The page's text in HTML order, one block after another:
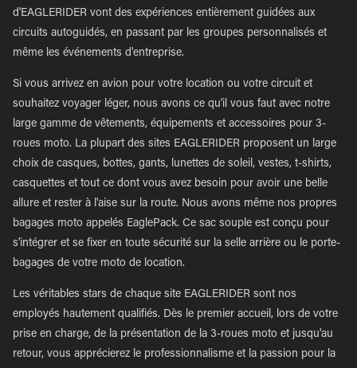
d'EAGLERIDER vont des expériences entièrement guidées aux
circuits autoguidés, en passant par les groupes personnalisés et
même les événements d'entreprise.
Si vous arrivez en avion pour votre location ou votre circuit et
souhaitez voyager léger, nous avons ce qu'il vous faut avec notre
large gamme de vêtements, équipements et accessoires pour 3-
roues moto. La plupart des sites EAGLERIDER proposent un large
choix de casques, bottes, gants, lunettes de soleil, vestes, t-shirts,
casquettes et tout ce dont vous avez besoin pour avoir une belle
allure et rester à l'aise sur la route. Nous avons même nos propres
bagages moto appelés EaglePack. Ce sac souple est conçu pour
s'intégrer et se fixer en toute sécurité sur la selle arrière ou le porte-
bagages de votre moto de location.
Les véritables stars de chaque site EAGLERIDER sont nos
employés hautement qualifiés. Dès le premier accueil, lors de votre
prise en charge, de la présentation de la 3-roues moto et jusqu'au
retour, vous apprécierez le professionnalisme et la passion pour la